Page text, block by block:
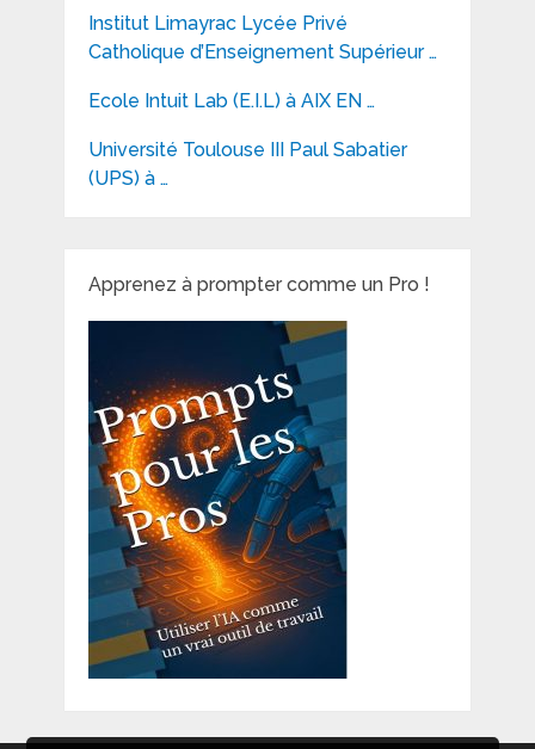
Institut Limayrac Lycée Privé
Catholique d’Enseignement Supérieur …
Ecole Intuit Lab (E.I.L) à AIX EN …
Université Toulouse III Paul Sabatier
(UPS) à …
Apprenez à prompter comme un Pro !